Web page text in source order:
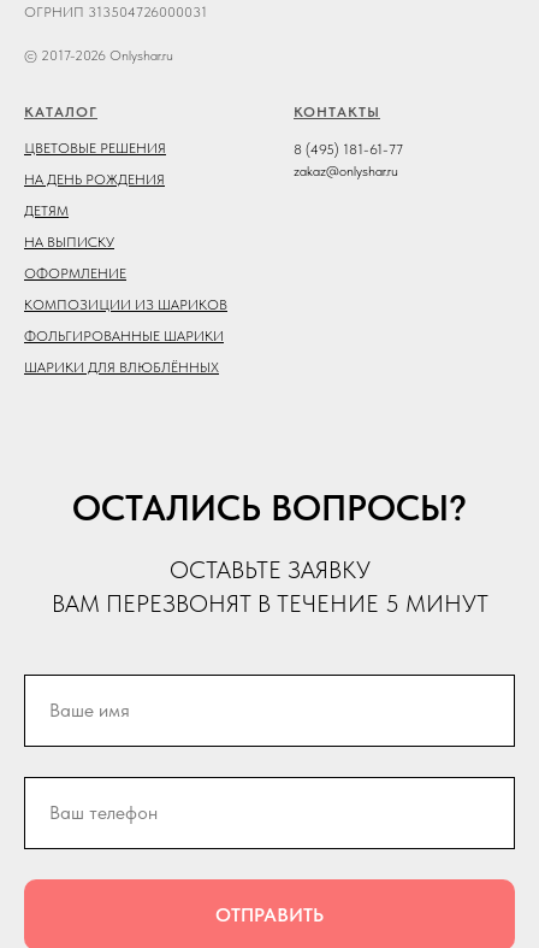
ОГРНИП 313504726000031
© 2017-2026 Onlyshar.ru
КАТАЛОГ
ЦВЕТОВЫЕ РЕШЕНИЯ
НА ДЕНЬ РОЖДЕНИЯ
ДЕТЯМ
НА ВЫПИСКУ
ОФОРМЛЕНИЕ
КОМПОЗИЦИИ ИЗ ШАРИКОВ
ФОЛЬГИРОВАННЫЕ ШАРИКИ
ШАРИКИ ДЛЯ ВЛЮБЛЁННЫХ
КОНТАКТЫ
8 (495) 181-61-77
zakaz@onlyshar.ru
ОСТАЛИСЬ ВОПРОСЫ?
ОСТАВЬТЕ ЗАЯВКУ
ВАМ ПЕРЕЗВОНЯТ В ТЕЧЕНИЕ 5 МИНУТ
ОТПРАВИТЬ